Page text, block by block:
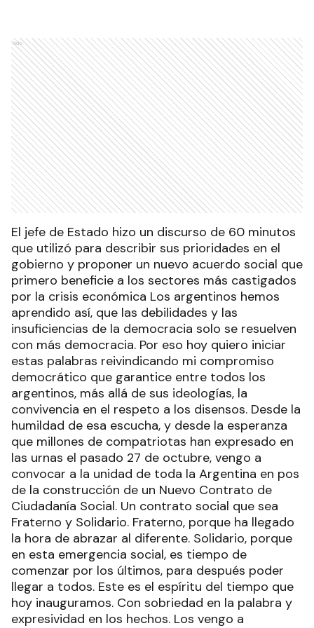
Ads
El jefe de Estado hizo un discurso de 60 minutos
que utilizó para describir sus prioridades en el
gobierno y proponer un nuevo acuerdo social que
primero beneficie a los sectores más castigados
por la crisis económica Los argentinos hemos
aprendido así, que las debilidades y las
insuficiencias de la democracia solo se resuelven
con más democracia. Por eso hoy quiero iniciar
estas palabras reivindicando mi compromiso
democrático que garantice entre todos los
argentinos, más allá de sus ideologías, la
convivencia en el respeto a los disensos. Desde la
humildad de esa escucha, y desde la esperanza
que millones de compatriotas han expresado en
las urnas el pasado 27 de octubre, vengo a
convocar a la unidad de toda la Argentina en pos
de la construcción de un Nuevo Contrato de
Ciudadanía Social. Un contrato social que sea
Fraterno y Solidario. Fraterno, porque ha llegado
la hora de abrazar al diferente. Solidario, porque
en esta emergencia social, es tiempo de
comenzar por los últimos, para después poder
llegar a todos. Este es el espíritu del tiempo que
hoy inauguramos. Con sobriedad en la palabra y
expresividad en los hechos. Los vengo a